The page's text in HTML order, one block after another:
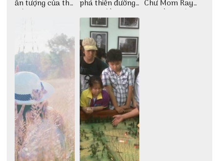
ấn tượng của thế
giới
phá thiên đường
giải trí đầy sôi
động
Chư Mom Ray
tìm về núi rừng